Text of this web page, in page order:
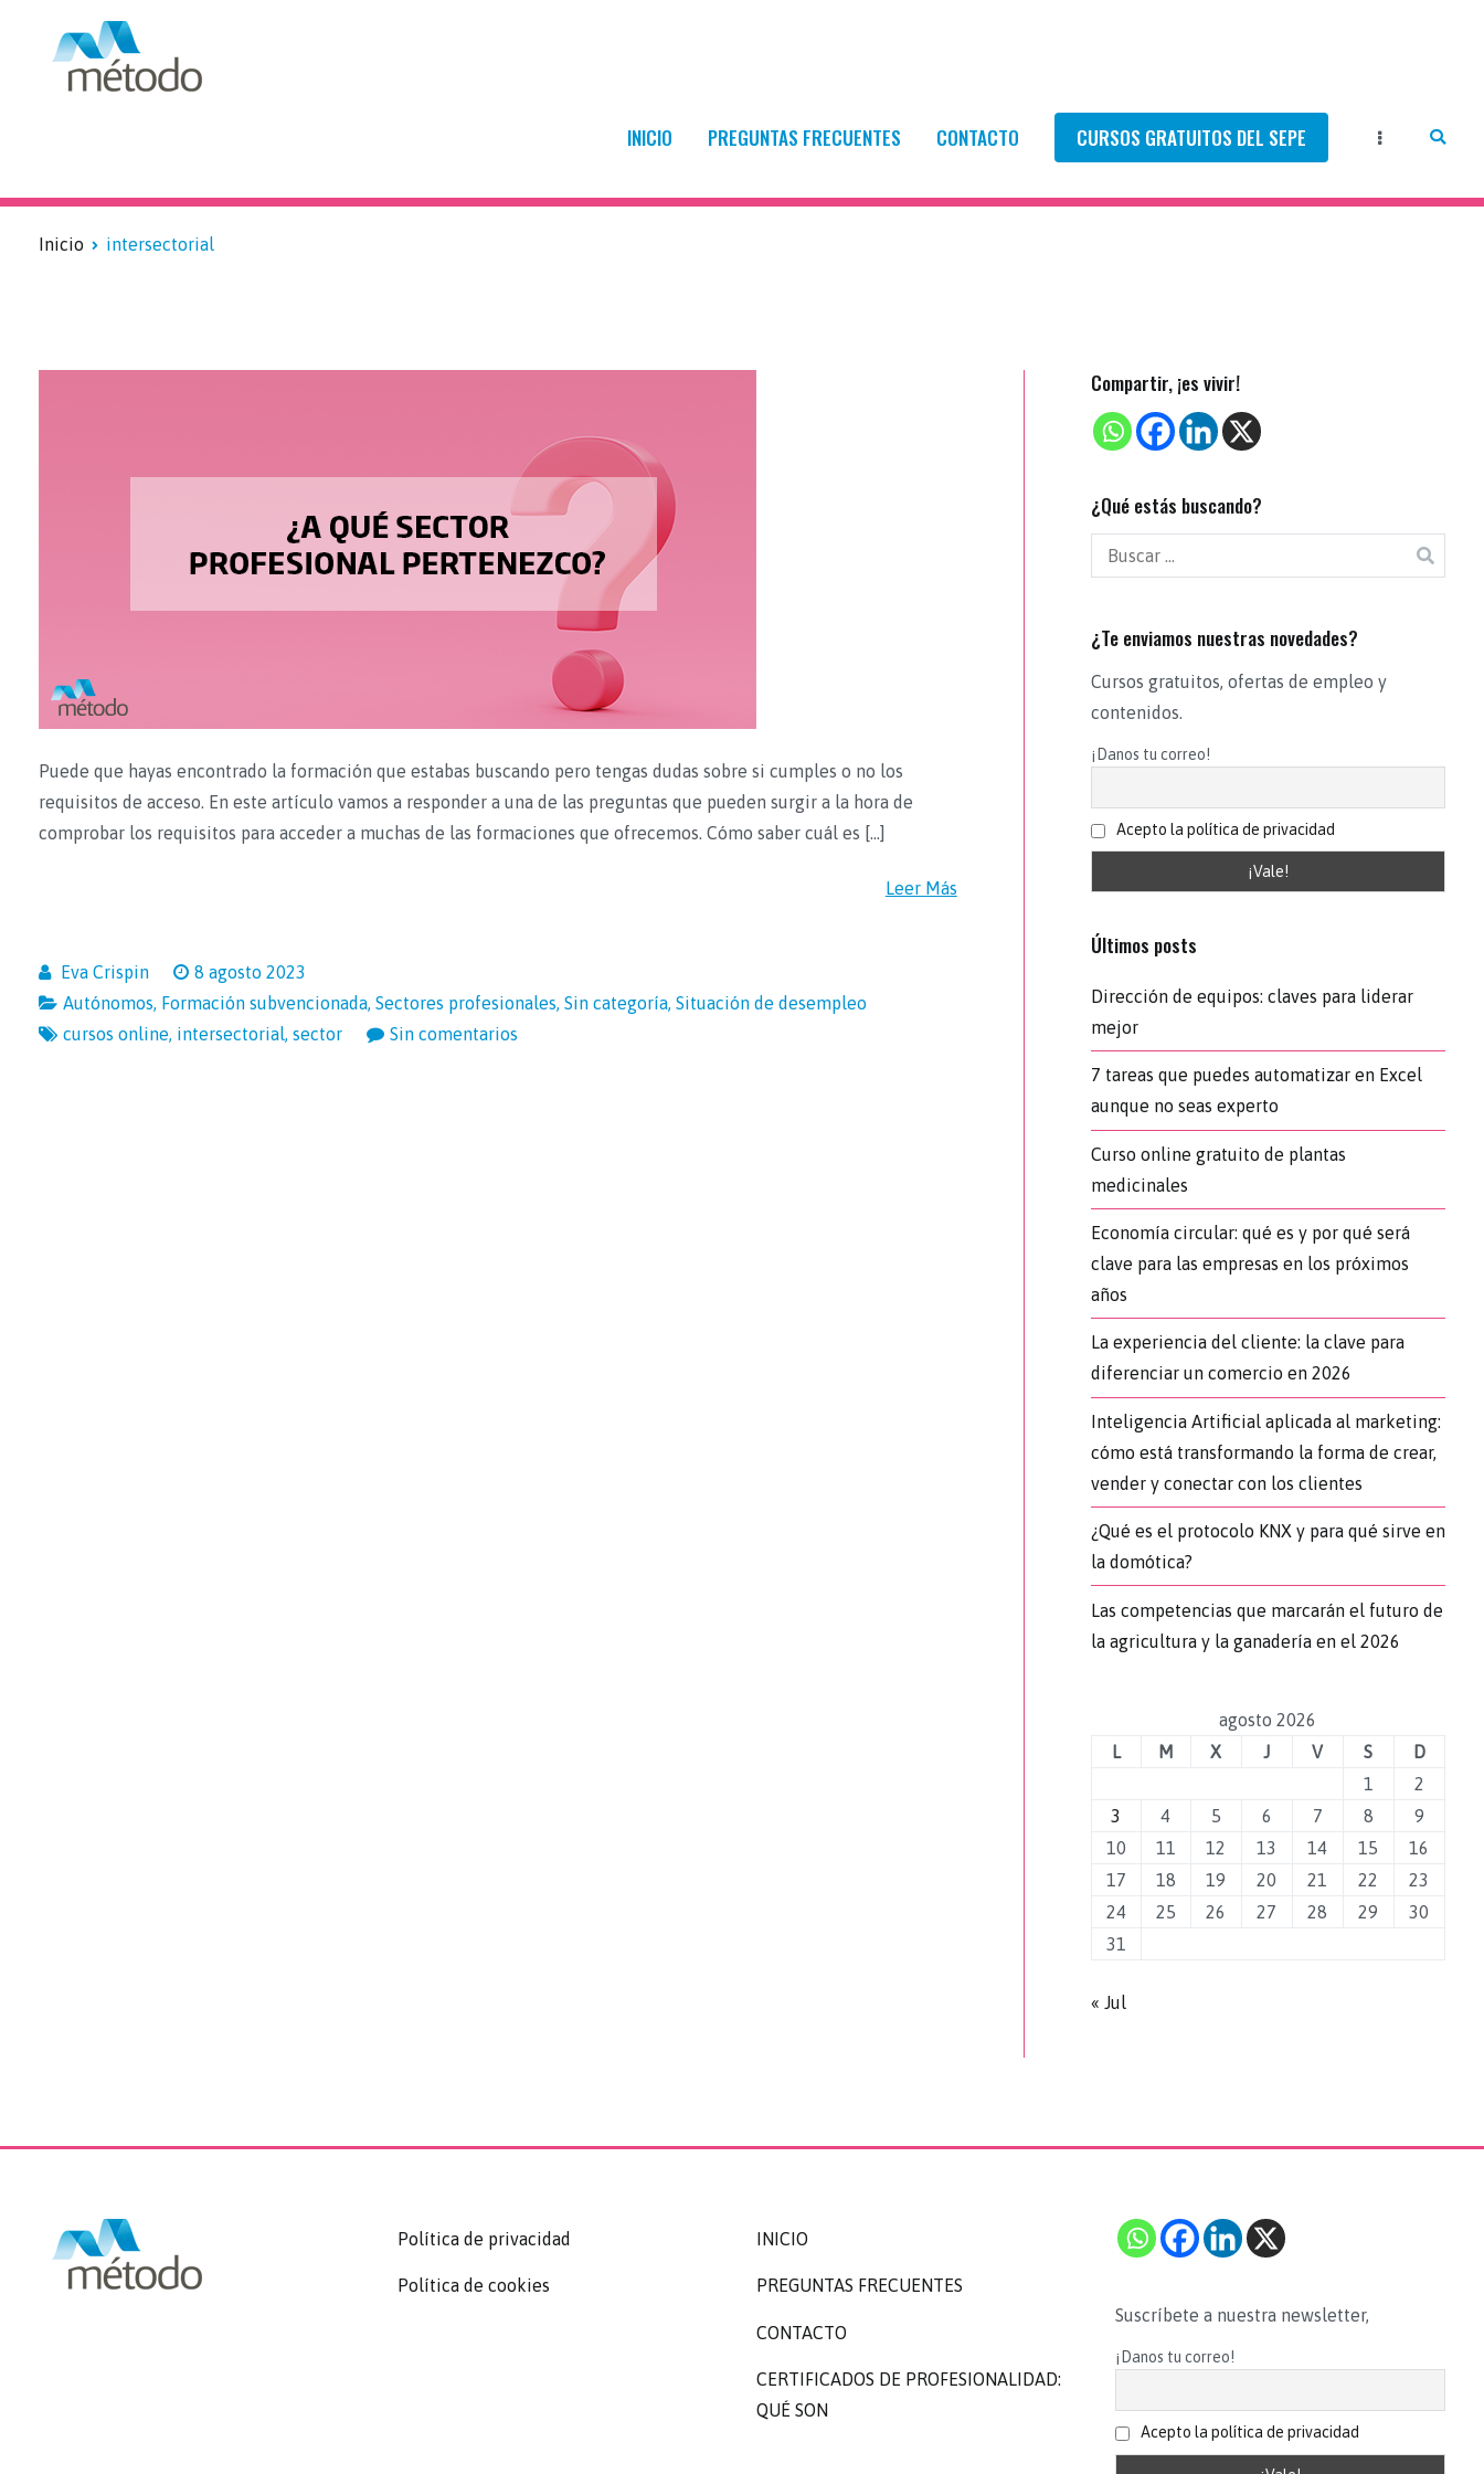
INICIO PREGUNTAS FRECUENTES CONTACTO CURSOS GRATUITOS DEL SEPE
Inicio intersectorial
Puede que hayas encontrado la formación que estabas buscando pero tengas dudas sobre si cumples o no los
requisitos de acceso. En este artículo vamos a responder a una de las preguntas que pueden surgir a la hora de
comprobar los requisitos para acceder a muchas de las formaciones que ofrecemos. Cómo saber cuál es […]
Leer Más
Eva Crispin
8 agosto 2023
Autónomos, Formación subvencionada, Sectores profesionales, Sin categoría, Situación de desempleo
cursos online, intersectorial, sector Sin comentarios
Compartir, ¡es vivir!
¿Qué estás buscando?
¿Te enviamos nuestras novedades?
Cursos gratuitos, ofertas de empleo y
contenidos.
¡Danos tu correo!
Acepto la política de privacidad
Últimos posts
Dirección de equipos: claves para liderar
mejor
7 tareas que puedes automatizar en Excel
aunque no seas experto
Curso online gratuito de plantas
medicinales
Economía circular: qué es y por qué será
clave para las empresas en los próximos
años
La experiencia del cliente: la clave para
diferenciar un comercio en 2026
Inteligencia Artificial aplicada al marketing:
cómo está transformando la forma de crear,
vender y conectar con los clientes
¿Qué es el protocolo KNX y para qué sirve en
la domótica?
Las competencias que marcarán el futuro de
la agricultura y la ganadería en el 2026
agosto 2026
L
M X J V S
D
1
2
3
4 5 6 7 8
9
10
11 12 13 14 15
16
17
18 19 20 21 22
23
24
25 26 27 28 29
30
31
« Jul
Política de privacidad
Política de cookies
INICIO
PREGUNTAS FRECUENTES
CONTACTO
CERTIFICADOS DE PROFESIONALIDAD:
QUÉ SON
Suscríbete a nuestra newsletter,
¡Danos tu correo!
Acepto la política de privacidad